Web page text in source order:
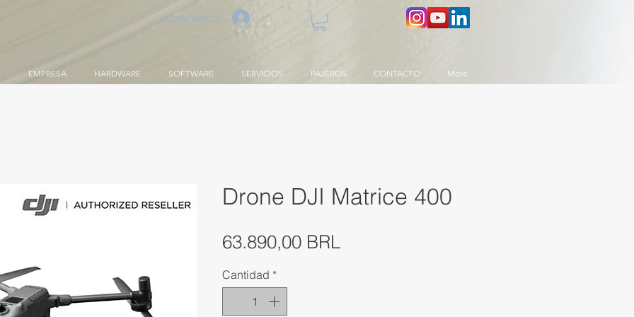
Iniciar sesión
EMPRESA HARDWARE SOFTWARE SERVICIOS PAJEROS CONTACTO More
Drone DJI Matrice 400
63.890,00 BRLPrecio
Cantidad *